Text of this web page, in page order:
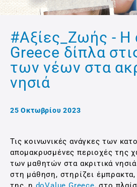
#Αξίες_Ζωής - Η
Greece δίπλα
των νέων στα
νησιά
25 Οκτωβρίου 2023
Τις κοινωνικές ανάγκες των
απομακρυσμένες περιοχές της
των μαθητών στα ακριτικά νησιά
στη μάθηση, στηρίζει